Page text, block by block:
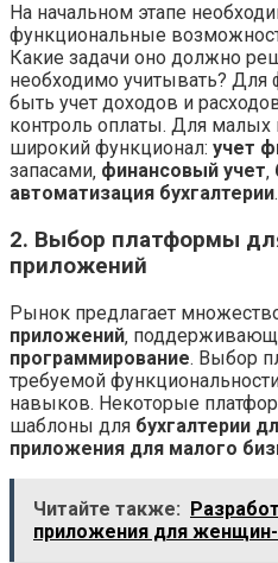
На начальном этапе
функциональные
Какие задачи оно должно
необходимо учитывать? Для
быть учет доходов и
контроль оплаты. Для малых
широкий функционал: учет
запасами‚ финансовый учет‚
автоматизация бухгалтерии.
2. Выбор платформы
приложений
Рынок предлагает
приложений ‚
программирование. Выбор
требуемой
навыков. Некоторые
шаблоны для бухгалтерии
приложения для малого
Читайте также:
приложения для